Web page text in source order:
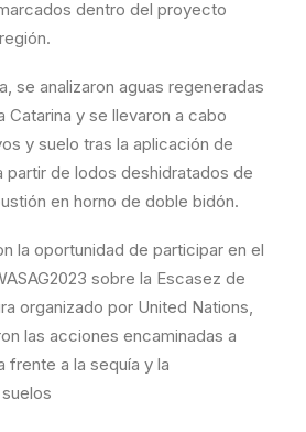
dentro del proyecto
se analizaron aguas regeneradas
Catarina y se llevaron a cabo
y suelo tras la aplicación de
partir de lodos deshidratados de
en horno de doble bidón.
la oportunidad de participar en el
sobre la Escasez de
organizado por United Nations,
las acciones encaminadas a
frente a la sequía y la